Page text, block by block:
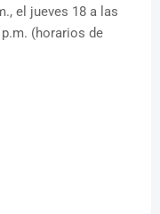
el jueves 18 a las
(horarios de